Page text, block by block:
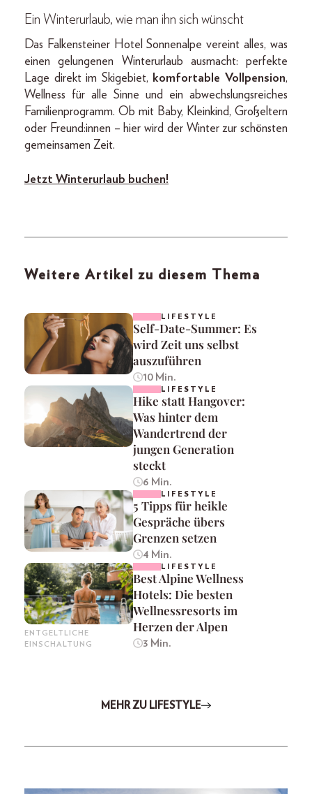
Ein Winterurlaub, wie man ihn sich wünscht
Das Falkensteiner Hotel Sonnenalpe vereint alles, was
einen gelungenen Winterurlaub ausmacht: perfekte
Lage direkt im Skigebiet, komfortable Vollpension,
Wellness für alle Sinne und ein abwechslungsreiches
Familienprogramm. Ob mit Baby, Kleinkind, Großeltern
oder Freund:innen – hier wird der Winter zur schönsten
gemeinsamen Zeit.
Jetzt Winterurlaub buchen!
Weitere Artikel zu diesem Thema
LIFESTYLE
Self-Date-Summer: Es
wird Zeit uns selbst
auszuführen
10 Min.
LIFESTYLE
Hike statt Hangover:
Was hinter dem
Wandertrend der
jungen Generation
steckt
6 Min.
LIFESTYLE
5 Tipps für heikle
Gespräche übers
Grenzen setzen
4 Min.
ENTGELTLICHE
EINSCHALTUNG
LIFESTYLE
Best Alpine Wellness
Hotels: Die besten
Wellnessresorts im
Herzen der Alpen
3 Min.
MEHR ZU LIFESTYLE